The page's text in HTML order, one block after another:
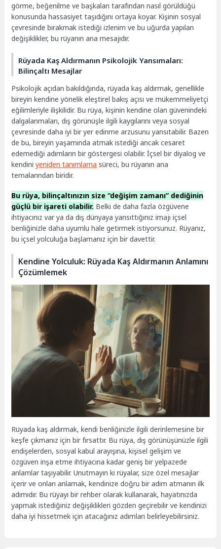
görme, beğenilme ve başkaları tarafından nasıl görüldüğü
konusunda hassasiyet taşıdığını ortaya koyar. Kişinin sosyal
çevresinde bırakmak istediği izlenim ve bu uğurda yapılan
değişiklikler, bu rüyanın ana mesajıdır.
Rüyada Kaş Aldırmanın Psikolojik Yansımaları:
Bilinçaltı Mesajlar
Psikolojik açıdan bakıldığında, rüyada kaş aldırmak, genellikle
bireyin kendine yönelik eleştirel bakış açısı ve mükemmeliyetçi
eğilimleriyle ilişkilidir. Bu rüya, kişinin kendine olan güvenindeki
dalgalanmaları, dış görünüşle ilgili kaygılarını veya sosyal
çevresinde daha iyi bir yer edinme arzusunu yansıtabilir. Bazen
de bu, bireyin yaşamında atmak istediği ancak cesaret
edemediği adımların bir göstergesi olabilir. İçsel bir diyalog ve
kendiniyeniden tanımlama süreci, bu rüyanın ana
temalarından biridir.
Bu rüya, bilinçaltınızın size “değişim zamanı” dediğinin
güçlü bir işareti olabilir. Belki de daha fazla özgüvene
ihtiyacınız var ya da dış dünyaya yansıttığınız imajı içsel
benliğinizle daha uyumlu hale getirmek istiyorsunuz. Rüyanız,
bu içsel yolculuğa başlamanız için bir davettir.
Kendine Yolculuk: Rüyada Kaş Aldırmanın Anlamını
Çözümlemek
Rüyada kaş aldırmak, kendi benliğinizle ilgili derinlemesine bir
keşfe çıkmanız için bir fırsattır. Bu rüya, dış görünüşünüzle ilgili
endişelerden, sosyal kabul arayışına, kişisel gelişim ve
özgüven inşa etme ihtiyacına kadar geniş bir yelpazede
anlamlar taşıyabilir. Unutmayın ki rüyalar, size özel mesajlar
içerir ve onları anlamak, kendinize doğru bir adım atmanın ilk
adımıdır. Bu rüyayı bir rehber olarak kullanarak, hayatınızda
yapmak istediğiniz değişiklikleri gözden geçirebilir ve kendinizi
daha iyi hissetmek için atacağınız adımları belirleyebilirsiniz.